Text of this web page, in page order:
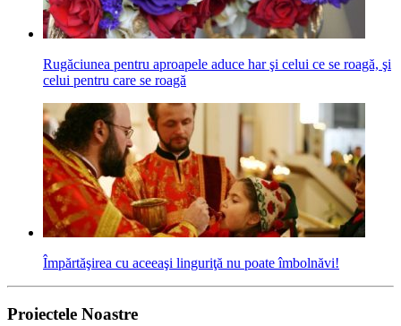
Rugăciunea pentru aproapele aduce har şi celui ce se roagă, şi
celui pentru care se roagă
Împărtăşirea cu aceeaşi linguriţă nu poate îmbolnăvi!
Proiectele Noastre